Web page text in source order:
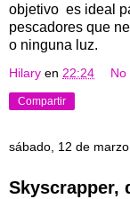
objetivo es ideal
pescadores que
o ninguna luz.
Hilary en 22:24 No
Compartir
sábado, 12 de
Skyscrapper,